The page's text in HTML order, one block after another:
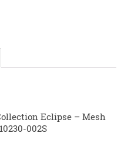
Eclipse – Mesh
002S